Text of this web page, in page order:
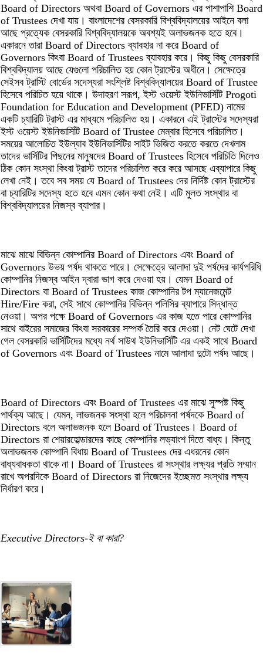
Board of Directors অথবা Board of Governors এর পাশাপাশি Board
of Trustees দেখা যায়। বাংলাদেশের বেসরকারি বিশ্ববিদ্যালয়ের আইনে বলা
আছে প্রত্যেক বেসরকারি বিশ্ববিদ্যালয়কে অবশ্যই অলাভজনক হতে হবে।
একারনে তারা Board of Directors ব্যাবহার না করে Board of
Governors কিংবা Board of Trustees ব্যাবহার করে। কিছু কিছু বেসরকারি
বিশ্ববিদ্যালয় আছে যেগুলো পরিচালিত হয় কোন ট্রাস্টের অধীনে। সেক্ষেত্রে
সেইসব ট্রাস্টি বোর্ডের সদেস্যরা সংশ্লিষ্ট বিশ্ববিদ্যালয়ের Board of Trustee
হিসেবে পরিচিত হয়ে থাকে। উদাহরণ সরূপ, ইস্ট ওয়েস্ট ইউনিভার্সিটি Progoti
Foundation for Education and Development (PFED) নামের
একটি চ্যারিটি ট্রাস্ট এর মাধ্যমে পরিচালিত হয়। একারনে এই ট্রাস্টের সদেস্যরা
ইস্ট ওয়েস্ট ইউনিভার্সিটি Board of Trustee মেম্বার হিসেবে পরিচালিত।
সময়ের আলোচিত ইউল্যাব ইউনিভার্সিটির সাইট ভিজিত করতে করতে দেখলাম
তাদের ভার্সিটির পিছনের মানুষদের Board of Trustees হিসেবে পরিচিতি দিলেও
ঠিক কোন সংস্থা কিংবা ট্রাস্ট তাদের পরিচালিত করে করে আসছে এব্যাপারে কিছু
লেখা নেই। তবে সব সময় যে Board of Trustees দের নির্দিষ্ট কোন ট্রাস্টের
বা চ্যারিটির সদেস্য হতে হবে এমন কোন কথা নেই। এটি মুলত সংস্থার বা
বিশ্ববিদ্যালয়ের নিজস্ব ব্যাপার।
মাঝে মাঝে বিভিন্ন কোম্পানির Board of Directors এবং Board of
Governors উভয় পর্ষদ থাকতে পারে। সেক্ষেত্রে আলাদা দুই পর্ষদের কার্যপরিধি
কোম্পানির নিজস্ব আইন দ্বারা ভাগ করে দেওয়া হয়। যেমন Board of
Directors বা Board of Trustees কাজ কোম্পানির টপ ম্যানেজমেন্ট
Hire/Fire করা, সেই সাথে কোম্পানির বিভিন্ন পলিসির ব্যাপারে সিদ্ধান্ত
নেওয়া। অপর পক্ষে Board of Governors এর কাজ হতে পারে কোম্পানির
সাথে বাইরের সমাজের কিংবা সরকারের সম্পর্ক তৈরি করে দেওয়া। নেট ঘেটে দেখা
গেল বেসরকারি ভার্সিটিদের মধ্যে নর্থ সাউথ ইউনিভার্সিটি এর একই সাথে Board
of Governors এবং Board of Trustees নামে আলাদা দুটো পর্ষদ আছে।
Board of Directors এবং Board of Trustees এর মাঝে সুস্পষ্ট কিছু
পার্থক্য আছে। যেমন, লাভজনক সংস্থা হলে পরিচালনা পর্ষদকে Board of
Directors বলে অলাভজনক হলে Board of Trustees। Board of
Directors রা শেয়ারহোল্ডারদের কাছে কোম্পানির লভ্যাংশ দিতে বাধ্য। কিন্তু
অলাভজনক কোম্পানি বিধায় Board of Trustees দের এধরনের কোন
বাধ্যবাধকতা থাকে না। Board of Trustees রা সংস্থার লক্ষ্যর প্রতি সম্মান
রাখে অপরদিকে Board of Directors রা নিজেদের ইচ্ছেমত সংস্থার লক্ষ্য
নির্ধারণ করে।
Executive Directors-ই বা কারা?